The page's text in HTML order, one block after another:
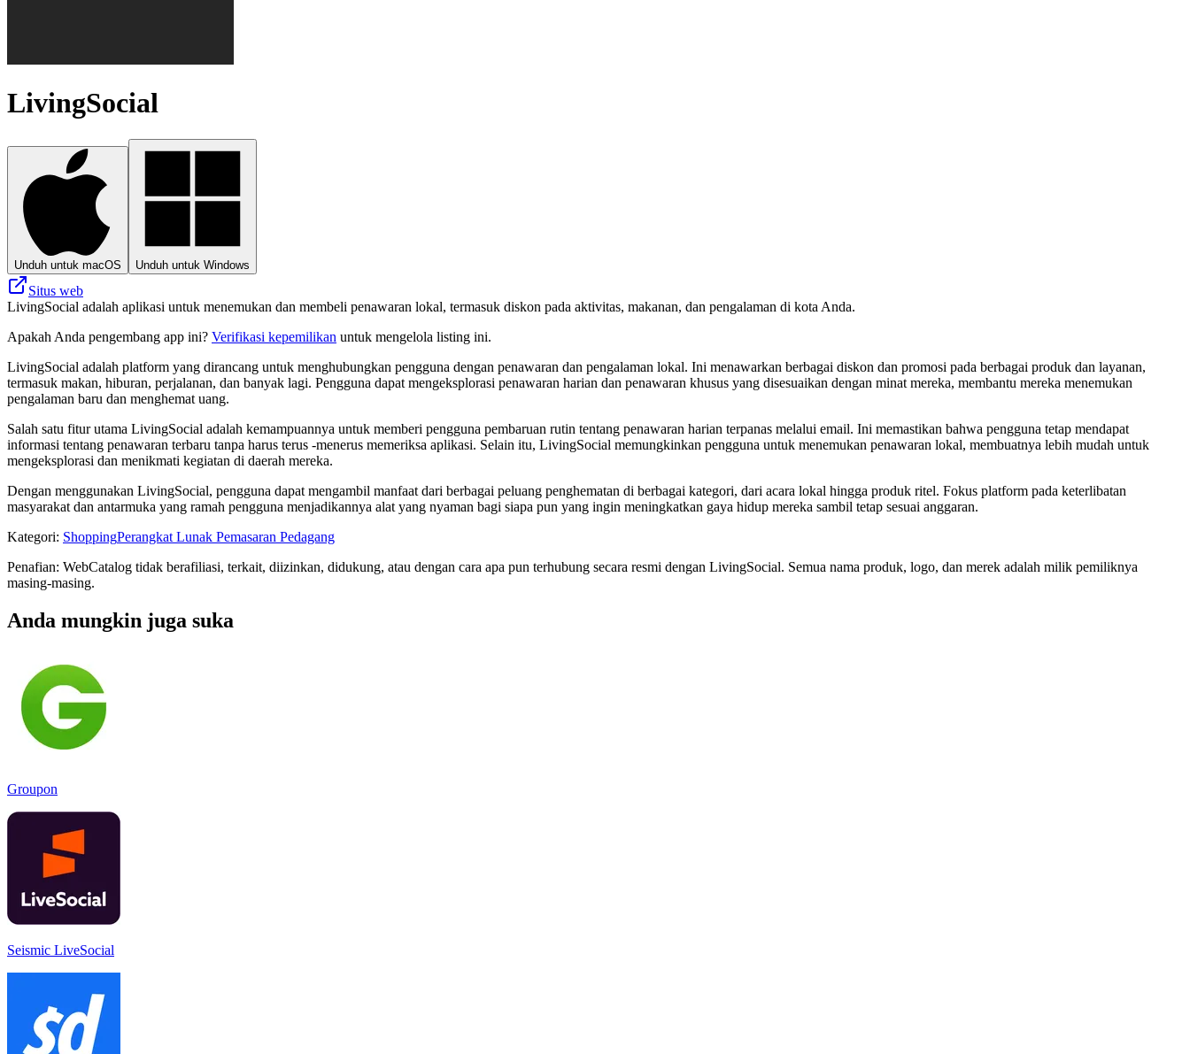
LivingSocial
Unduh untuk macOS Unduh untuk Windows
Situs web
LivingSocial adalah aplikasi untuk menemukan dan membeli penawaran lokal, termasuk diskon pada aktivitas, makanan, dan pengalaman di kota Anda.
Apakah Anda pengembang app ini? Verifikasi kepemilikan untuk mengelola listing ini.
LivingSocial adalah platform yang dirancang untuk menghubungkan pengguna dengan penawaran dan pengalaman lokal. Ini menawarkan berbagai diskon dan promosi pada berbagai produk dan layanan,
termasuk makan, hiburan, perjalanan, dan banyak lagi. Pengguna dapat mengeksplorasi penawaran harian dan penawaran khusus yang disesuaikan dengan minat mereka, membantu mereka menemukan
pengalaman baru dan menghemat uang.
Salah satu fitur utama LivingSocial adalah kemampuannya untuk memberi pengguna pembaruan rutin tentang penawaran harian terpanas melalui email. Ini memastikan bahwa pengguna tetap mendapat
informasi tentang penawaran terbaru tanpa harus terus -menerus memeriksa aplikasi. Selain itu, LivingSocial memungkinkan pengguna untuk menemukan penawaran lokal, membuatnya lebih mudah untuk
mengeksplorasi dan menikmati kegiatan di daerah mereka.
Dengan menggunakan LivingSocial, pengguna dapat mengambil manfaat dari berbagai peluang penghematan di berbagai kategori, dari acara lokal hingga produk ritel. Fokus platform pada keterlibatan
masyarakat dan antarmuka yang ramah pengguna menjadikannya alat yang nyaman bagi siapa pun yang ingin meningkatkan gaya hidup mereka sambil tetap sesuai anggaran.
Kategori: ShoppingPerangkat Lunak Pemasaran Pedagang
Penafian: WebCatalog tidak berafiliasi, terkait, diizinkan, didukung, atau dengan cara apa pun terhubung secara resmi dengan LivingSocial. Semua nama produk, logo, dan merek adalah milik pemiliknya
masing-masing.
Anda mungkin juga suka
Groupon
Seismic LiveSocial